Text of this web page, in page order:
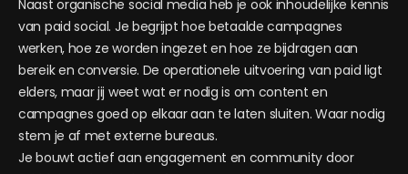
Naast organische social media heb je ook inhoudelijke kennis
van paid social. Je begrijpt hoe betaalde campagnes
werken, hoe ze worden ingezet en hoe ze bijdragen aan
bereik en conversie. De operationele uitvoering van paid ligt
elders, maar jij weet wat er nodig is om content en
campagnes goed op elkaar aan te laten sluiten. Waar nodig
stem je af met externe bureaus.
Je bouwt actief aan engagement en community door